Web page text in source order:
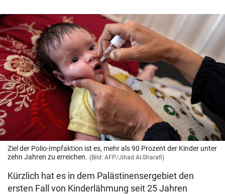
Ziel der Polio-Impfaktion ist es, mehr als 90 Prozent der Kinder unter
zehn Jahren zu erreichen. (Bild: AFP/Jihad Al-Sharafi)
Kürzlich hat es in dem Palästinensergebiet den
ersten Fall von Kinderlähmung seit 25 Jahren